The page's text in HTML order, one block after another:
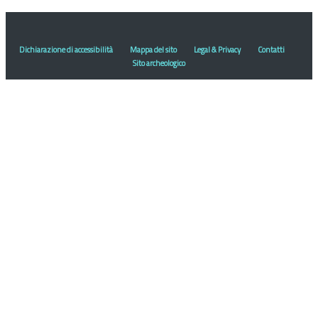
Dichiarazione di accessibilità Mappa del sito Legal & Privacy
Contatti
Sito archeologico